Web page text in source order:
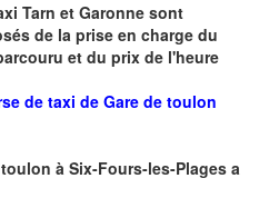
Tarn et Garonne sont
de la prise en charge du
et du prix de l'heure
de taxi de Gare de toulon
à Six-Fours-les-Plages a